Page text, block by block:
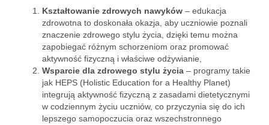
Kształtowanie zdrowych nawyków – edukacja
zdrowotna to doskonała okazja, aby uczniowie poznali
znaczenie zdrowego stylu życia, dzięki temu można
zapobiegać różnym schorzeniom oraz promować
aktywność fizyczną i właściwe odżywianie,
Wsparcie dla zdrowego stylu życia – programy takie
jak HEPS (Holistic Education for a Healthy Planet)
integrują aktywność fizyczną z zasadami dietetycznymi
w codziennym życiu uczniów, co przyczynia się do ich
lepszego samopoczucia oraz wszechstronnego